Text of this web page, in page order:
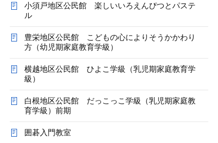
小須戸地区公民館 楽しいいろえんぴつとパステ
ル
豊栄地区公民館 こどもの心によりそうかかわり
方（幼児期家庭教育学級）
横越地区公民館 ひよこ学級（乳児期家庭教育学
級）
白根地区公民館 だっこっこ学級（乳児期家庭教
育学級）前期
囲碁入門教室